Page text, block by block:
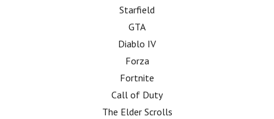
Starfield
GTA
Diablo IV
Forza
Fortnite
Call of Duty
The Elder Scrolls